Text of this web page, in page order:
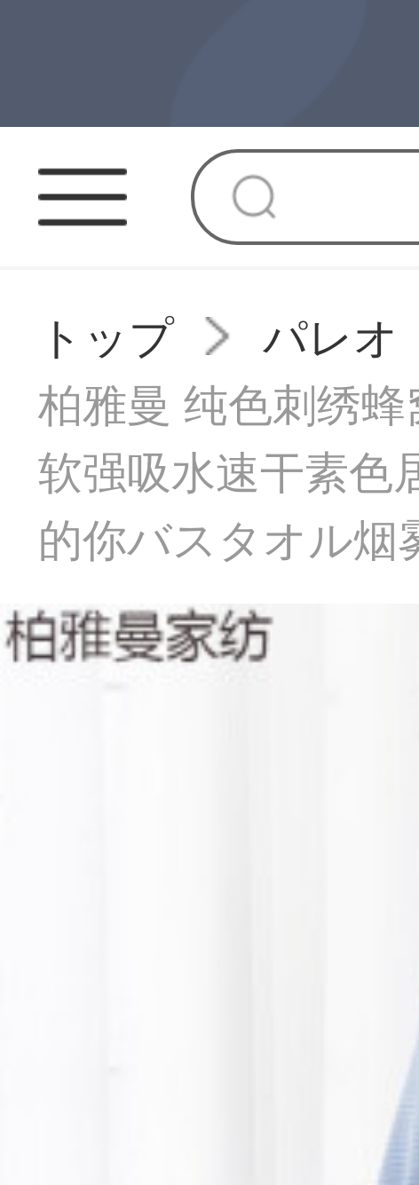
トップ
パレオ
柏雅曼 纯色刺绣
软强吸水速干素色
的你バスタオル烟